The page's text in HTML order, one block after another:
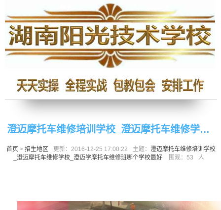
澄迈摩托车维修培训学校_澄迈摩托车维修学校_
澄迈学摩托车维修班哪个学校最好
首页 >招生地区 更新：2016-12-25 17:00:22 主题：澄迈摩托车维修培训学校
_澄迈摩托车维修学校_澄迈学摩托车维修班哪个学校最好
围观： 53 人